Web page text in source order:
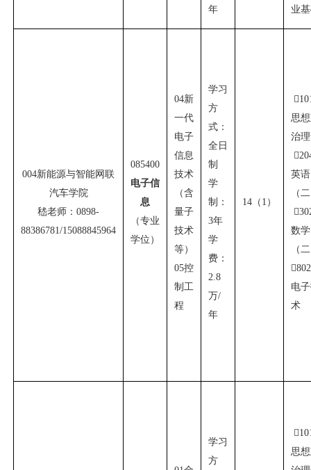
年
业
004新能源与智能网联
汽车学院
嵇老师：0898-
88386781/15088845964
085400
电子信
息
（专业
学位）
04新
一代
电子
信息
技术
（含
量子
技术
等）
05控
制工
程
学习
方
式：
全日
制
学
制：
3年
学
费：
2.8
万/
年
14 （ 1 ）

思
治

英语
（

数学
（
802
电
术
学习
方

思